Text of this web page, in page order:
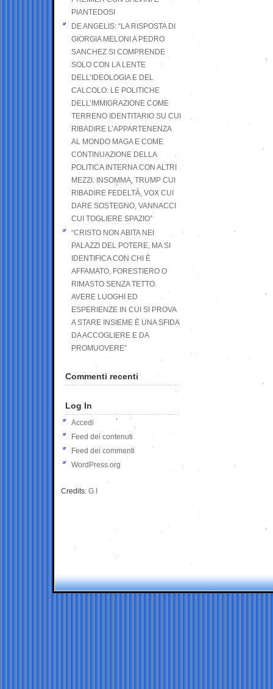
PIANTEDOSI
DE ANGELIS: “LA RISPOSTA DI
GIORGIA MELONI A PEDRO
SANCHEZ SI COMPRENDE
SOLO CON LA LENTE
DELL’IDEOLOGIA E DEL
CALCOLO: LE POLITICHE
DELL’IMMIGRAZIONE COME
TERRENO IDENTITARIO SU CUI
RIBADIRE L’APPARTENENZA
AL MONDO MAGA E COME
CONTINUAZIONE DELLA
POLITICA INTERNA CON ALTRI
MEZZI. INSOMMA, TRUMP CUI
RIBADIRE FEDELTÀ, VOX CUI
DARE SOSTEGNO, VANNACCI
CUI TOGLIERE SPAZIO”
“CRISTO NON ABITA NEI
PALAZZI DEL POTERE, MA SI
IDENTIFICA CON CHI È
AFFAMATO, FORESTIERO O
RIMASTO SENZA TETTO.
AVERE LUOGHI ED
ESPERIENZE IN CUI SI PROVA
A STARE INSIEME È UNA SFIDA
DA ACCOGLIERE E DA
PROMUOVERE”
Commenti recenti
Log In
Accedi
Feed dei contenuti
Feed dei commenti
WordPress.org
Credits: G.I